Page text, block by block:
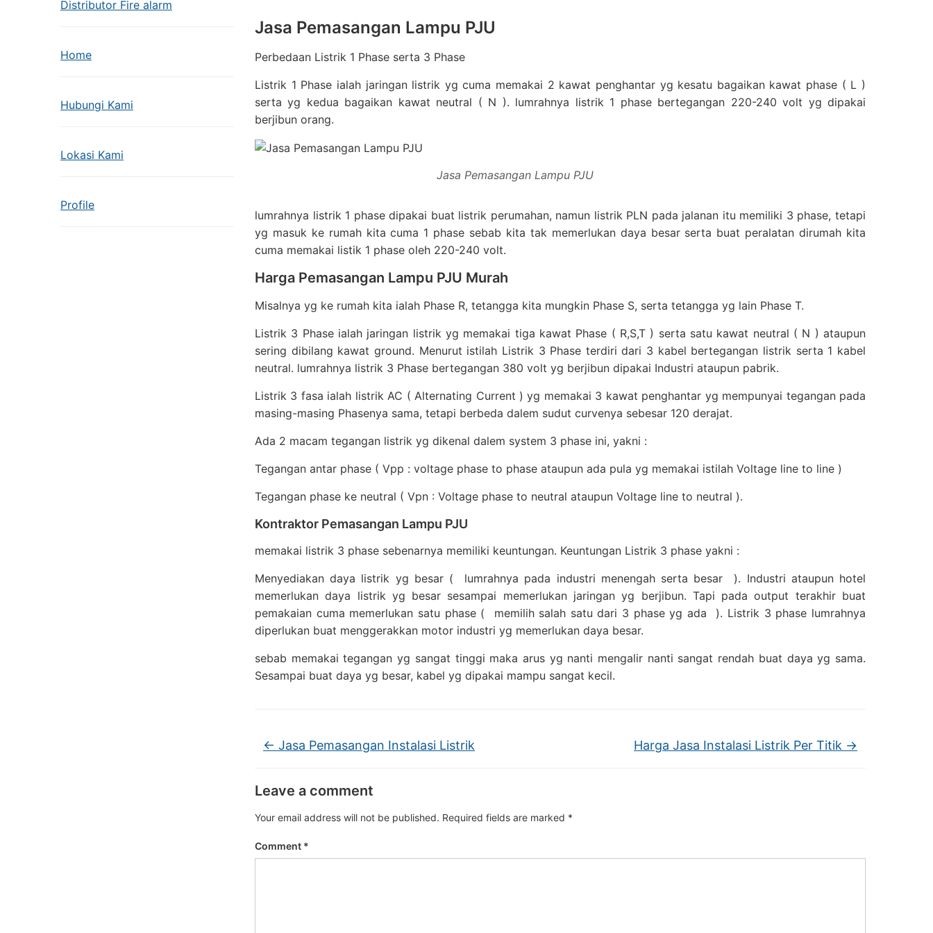
Distributor Fire alarm
Home
Hubungi Kami
Lokasi Kami
Profile
Jasa Pemasangan Lampu PJU
Perbedaan Listrik 1 Phase serta 3 Phase
Listrik 1 Phase ialah jaringan listrik yg cuma memakai 2 kawat penghantar yg kesatu bagaikan kawat phase ( L )
serta yg kedua bagaikan kawat neutral ( N ). lumrahnya listrik 1 phase bertegangan 220-240 volt yg dipakai
berjibun orang.
Jasa Pemasangan Lampu PJU
lumrahnya listrik 1 phase dipakai buat listrik perumahan, namun listrik PLN pada jalanan itu memiliki 3 phase, tetapi
yg masuk ke rumah kita cuma 1 phase sebab kita tak memerlukan daya besar serta buat peralatan dirumah kita
cuma memakai listik 1 phase oleh 220-240 volt.
Harga Pemasangan Lampu PJU Murah
Misalnya yg ke rumah kita ialah Phase R, tetangga kita mungkin Phase S, serta tetangga yg lain Phase T.
Listrik 3 Phase ialah jaringan listrik yg memakai tiga kawat Phase ( R,S,T ) serta satu kawat neutral ( N ) ataupun
sering dibilang kawat ground. Menurut istilah Listrik 3 Phase terdiri dari 3 kabel bertegangan listrik serta 1 kabel
neutral. lumrahnya listrik 3 Phase bertegangan 380 volt yg berjibun dipakai Industri ataupun pabrik.
Listrik 3 fasa ialah listrik AC ( Alternating Current ) yg memakai 3 kawat penghantar yg mempunyai tegangan pada
masing-masing Phasenya sama, tetapi berbeda dalem sudut curvenya sebesar 120 derajat.
Ada 2 macam tegangan listrik yg dikenal dalem system 3 phase ini, yakni :
Tegangan antar phase ( Vpp : voltage phase to phase ataupun ada pula yg memakai istilah Voltage line to line )
Tegangan phase ke neutral ( Vpn : Voltage phase to neutral ataupun Voltage line to neutral ).
Kontraktor Pemasangan Lampu PJU
memakai listrik 3 phase sebenarnya memiliki keuntungan. Keuntungan Listrik 3 phase yakni :
Menyediakan daya listrik yg besar ( lumrahnya pada industri menengah serta besar ). Industri ataupun hotel
memerlukan daya listrik yg besar sesampai memerlukan jaringan yg berjibun. Tapi pada output terakhir buat
pemakaian cuma memerlukan satu phase ( memilih salah satu dari 3 phase yg ada ). Listrik 3 phase lumrahnya
diperlukan buat menggerakkan motor industri yg memerlukan daya besar.
sebab memakai tegangan yg sangat tinggi maka arus yg nanti mengalir nanti sangat rendah buat daya yg sama.
Sesampai buat daya yg besar, kabel yg dipakai mampu sangat kecil.
← Jasa Pemasangan Instalasi Listrik Harga Jasa Instalasi Listrik Per Titik →
Leave a comment
Your email address will not be published. Required fields are marked *
Comment *